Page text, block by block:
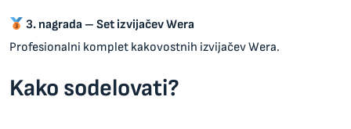
3. nagrada – Set izvijačev Wera
Profesionalni komplet kakovostnih izvijačev Wera.
Kako sodelovati?